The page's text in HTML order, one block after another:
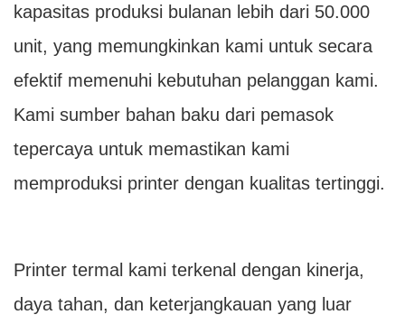
kapasitas produksi bulanan lebih dari 50.000
unit, yang memungkinkan kami untuk secara
efektif memenuhi kebutuhan pelanggan kami.
Kami sumber bahan baku dari pemasok
tepercaya untuk memastikan kami
memproduksi printer dengan kualitas tertinggi.
Printer termal kami terkenal dengan kinerja,
daya tahan, dan keterjangkauan yang luar